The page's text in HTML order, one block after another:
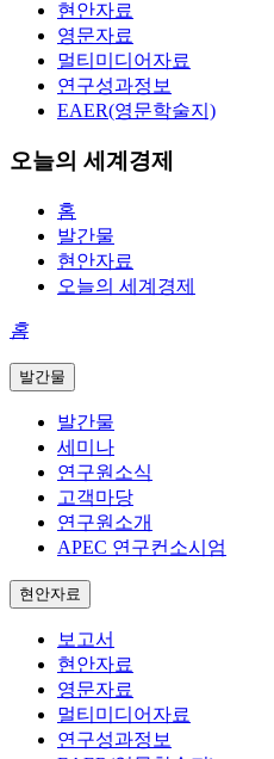
현안자료
영문자료
멀티미디어자료
연구성과정보
EAER(영문학술지)
오늘의 세계경제
홈
발간물
현안자료
오늘의 세계경제
홈
발간물
발간물
세미나
연구원소식
고객마당
연구원소개
APEC 연구컨소시엄
현안자료
보고서
현안자료
영문자료
멀티미디어자료
연구성과정보